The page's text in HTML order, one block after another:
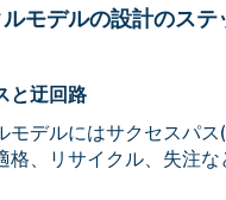
モデルの設計のステ
と迂回路
モデルにはサクセスパ
格、リサイクル、失注